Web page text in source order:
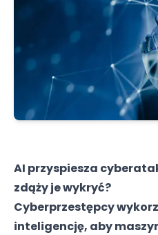
AI przyspiesza
zdąży je wykryć?
Cyberprzestępcy
inteligencję, aby